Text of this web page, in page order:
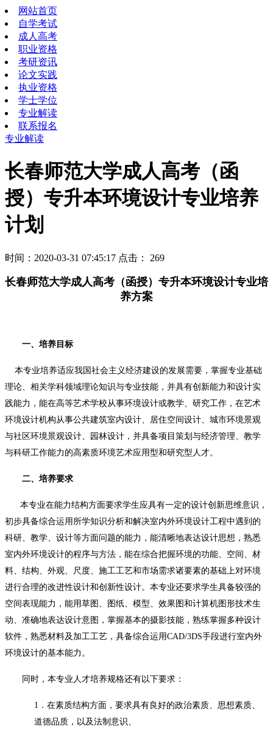
网站首页
自学考试
成人高考
职业资格
考研资讯
论文实践
执业资格
学士学位
专业解读
联系报名
专业解读
长春师范大学成人高考（函
授）专升本环境设计专业培养
计划
时间：2020-03-31 07:45:17 点击： 269
长春师范大学成人高考（函授）专升本环境设计专业培
养方案
一、培养目标
本专业培养适应我国社会主义经济建设的发展需要，掌握专业基础
理论、相关学科领域理论知识与专业技能，并具有创新能力和设计实
践能力，能在高等艺术学校从事环境设计或教学、研究工作，在艺术
环境设计机构从事公共建筑室内设计、居住空间设计、城市环境景观
与社区环境景观设计、园林设计，并具备项目策划与经济管理、教学
与科研工作能力的高素质环境艺术应用型和研究型人才。
二、培养要求
本专业在能力结构方面要求学生应具有一定的设计创新思维意识，
初步具备综合运用所学知识分析和解决室内外环境设计工程中遇到的
科研、教学、设计等方面问题的能力，能清晰地表达设计思想，熟悉
室内外环境设计的程序与方法，能在综合把握环境的功能、空间、材
料、结构、外观、尺度、施工工艺和市场需求诸要素的基础上对环境
进行合理的改进性设计和创新性设计。本专业还要求学生具备较强的
空间表现能力，能用草图、图纸、模型、效果图和计算机图形技术生
动、准确地表达设计意图，掌握基本的摄影技能，熟练掌握多种设计
软件，熟悉材料及加工工艺，具备综合运用CAD/3DS手段进行室内外
环境设计的基本能力。
同时，本专业人才培养规格还有以下要求：
1． 在素质结构方面，要求具有良好的政治素质、思想素质、
道德品质，以及法制意识、